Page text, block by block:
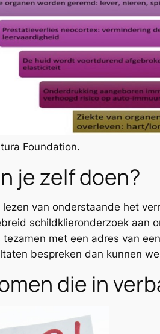
Foundation.
je zelf doen?
van onderstaande het
schildklieronderzoek aan
tezamen met een adres van
bespreken dan kunnen
die in